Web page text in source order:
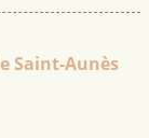
Saint-Aunès